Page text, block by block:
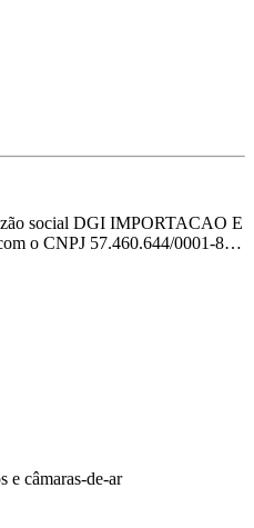
social DGI IMPORTACAO E
o CNPJ 57.460.644/0001-80 e
SP.
e câmaras-de-ar, de
e câmaras-de-ar